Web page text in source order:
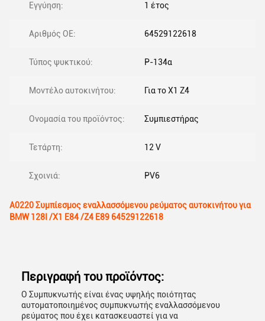
Εγγύηση: 1 έτος
Αριθμός ΟΕ: 64529122618
Τύπος ψυκτικού: Ρ-134α
Μοντέλο αυτοκινήτου: Για το X1 Z4
Ονομασία του προϊόντος: Συμπιεστήρας
Τετάρτη: 12 V
Σχοινιά: PV6
Α0220 Συμπίεσμος εναλλασσόμενου ρεύματος αυτοκινήτου για
BMW 128I /X1 E84 /Z4 E89 64529122618
Περιγραφή του προϊόντος:
Ο Συμπυκνωτής είναι ένας υψηλής ποιότητας
αυτοματοποιημένος συμπυκνωτής εναλλασσόμενου
ρεύματος που έχει κατασκευαστεί για να